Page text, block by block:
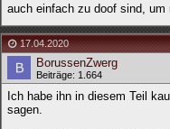
auch einfach zu doof sind, um
17.04.2020
BorussenZwerg
Beiträge: 1.664
Ich habe ihn in diesem Teil
sagen.